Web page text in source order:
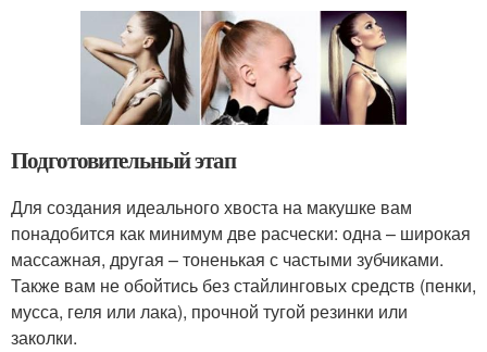
Подготовительный этап
Для создания идеального хвоста на макушке вам
понадобится как минимум две расчески: одна – широкая
массажная, другая – тоненькая с частыми зубчиками.
Также вам не обойтись без стайлинговых средств (пенки,
мусса, геля или лака), прочной тугой резинки или
заколки.